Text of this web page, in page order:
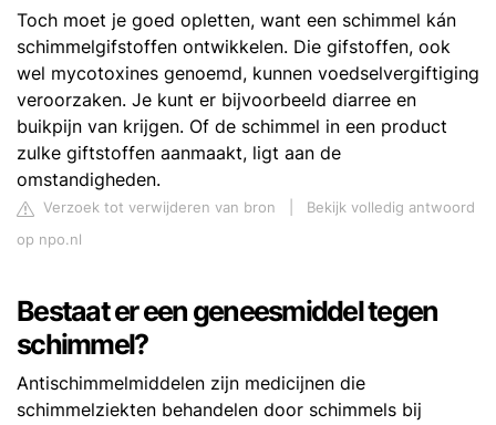
Toch moet je goed opletten, want een schimmel kán
schimmelgifstoffen ontwikkelen. Die gifstoffen, ook
wel mycotoxines genoemd, kunnen voedselvergiftiging
veroorzaken. Je kunt er bijvoorbeeld diarree en
buikpijn van krijgen. Of de schimmel in een product
zulke giftstoffen aanmaakt, ligt aan de
omstandigheden.
Verzoek tot verwijderen van bron
Bekijk volledig antwoord
op npo.nl
Bestaat er een geneesmiddel tegen
schimmel?
Antischimmelmiddelen zijn medicijnen die
schimmelziekten behandelen door schimmels bij